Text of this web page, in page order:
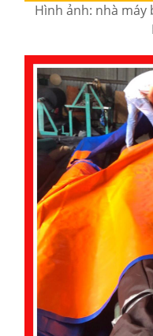
Hình ảnh: nhà máy